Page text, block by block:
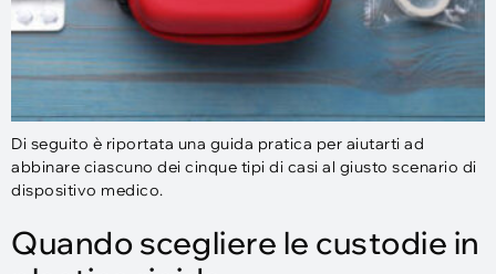
Di seguito è riportata una guida pratica per aiutarti ad
abbinare ciascuno dei cinque tipi di casi al giusto scenario di
dispositivo medico.
Quando scegliere le custodie in